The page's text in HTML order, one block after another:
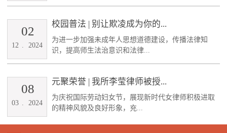
校园普法 | 别让欺凌成为你的...
为进一步加强未成年人思想道德建设，传播法律知
识，提高师生法治意识和法律...
12 2024
02
元聚荣誉 | 我所李莹律师被授...
为庆祝国际劳动妇女节，展现新时代女律师积极进取
的精神风貌及良好形象，充...
03 2024
08